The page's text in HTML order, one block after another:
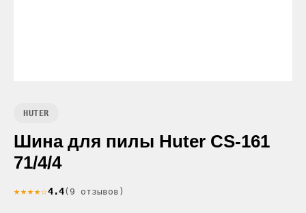
HUTER
Шина для пилы Huter CS-161
71/4/4
★★★★☆4.4(9 отзывов)